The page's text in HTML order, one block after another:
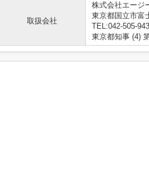
取扱会社
株式会社エージ
東京都国立市富
TEL:042-505-
東京都知事 (4)